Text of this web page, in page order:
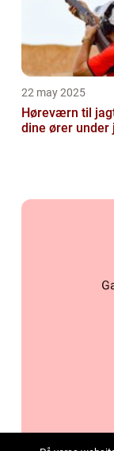
22 may 2025
Høreværn til
dine ører under